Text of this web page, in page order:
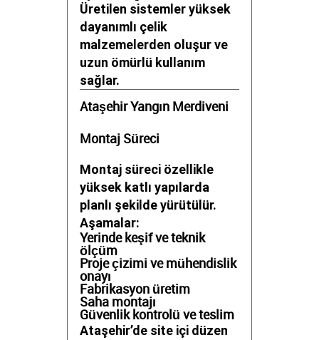
Üretilen sistemler yüksek
dayanımlı çelik
malzemelerden oluşur ve
uzun ömürlü kullanım
sağlar.
Ataşehir Yangın Merdiveni
Montaj Süreci
Montaj süreci özellikle
yüksek katlı yapılarda
planlı şekilde yürütülür.
Aşamalar:
Yerinde keşif ve teknik
ölçüm
Proje çizimi ve mühendislik
onayı
Fabrikasyon üretim
Saha montajı
Güvenlik kontrolü ve teslim
Ataşehir’de site içi düzen